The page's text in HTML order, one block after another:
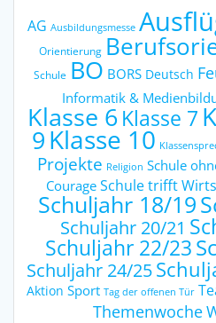
AG Ausbildungsmesse
Orientierung
Schule BO BORS Deutsch
Informatik &
Klasse 6Klasse 7
9Klasse 10
Projekte Religion Schule
Courage Schule trifft
Schuljahr 18/19
Schuljahr 20/21
Schuljahr 22/23
Schuljahr 24/25
Aktion Sport Tag der offenen Tür
Themenwoche